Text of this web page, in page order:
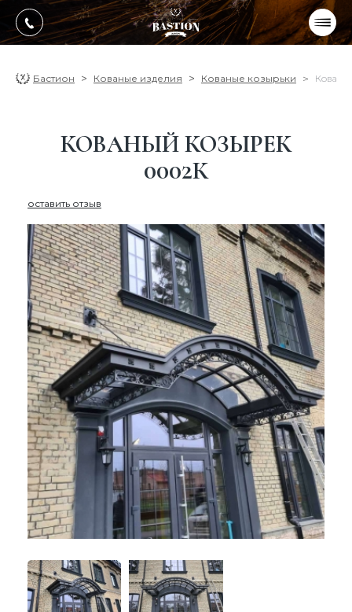
ПРОДУКЦИЯ
О компании
Оплата, доставка
Блог
Контакти
Бастион Кованые изделия Кованые козырьки
КОВАНЫЙ КОЗЫРЕК
0002К
оставить отзыв